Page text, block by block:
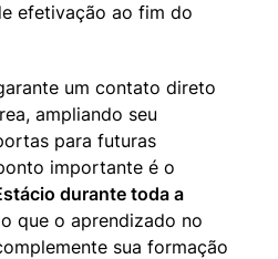
efetivação ao fim do
um contato direto
ampliando seu
para futuras
durante toda a
que o aprendizado no
sua formação